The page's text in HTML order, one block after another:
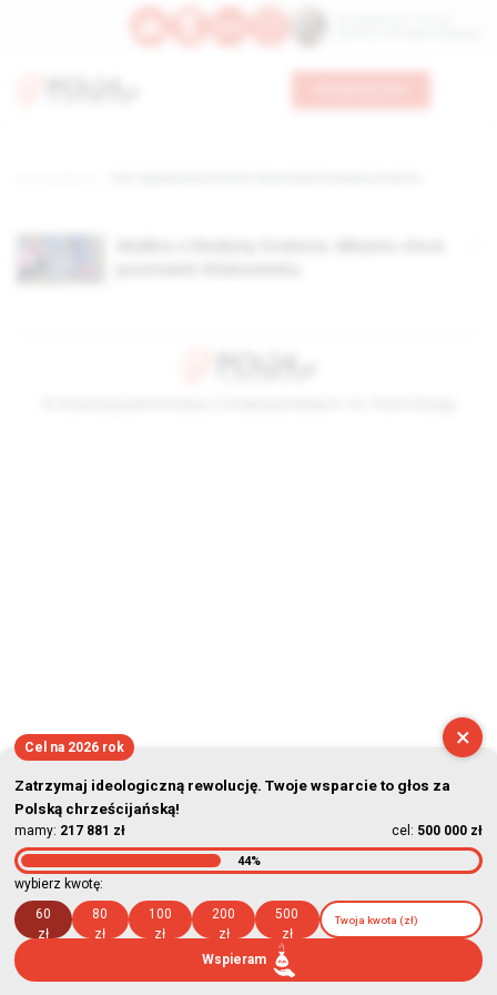
×
Cel na 2026 rok
Zatrzymaj ideologiczną rewolucję. Twoje wsparcie to głos za
Polską chrześcijańską!
mamy: 217 881 zł cel: 500 000 zł
44%
wybierz kwotę:
60
zł
80
zł
100
zł
200
zł
500
zł
Wspieram